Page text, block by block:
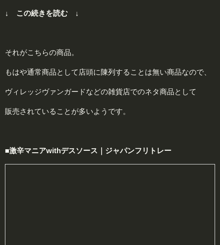
↓ この続きを読む ↓
それがこちらの商品。
もはや通常商品として店頭に陳列することは無い商品なので、
ヴィレッジヴァンガードなどの雑貨店でのネタ商品として
販売されていることが多いようです。
■激辛マニアwithデスソース｜ジャパンフリトレー